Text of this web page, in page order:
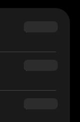
$69.90
$54.90
$34.95